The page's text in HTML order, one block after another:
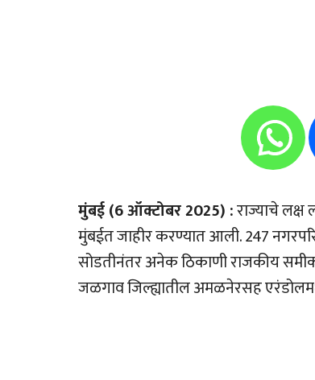
मुंबई (6 ऑक्टोबर 2025) :राज्याचे लक्ष
मुंबईत जाहीर करण्यात आली. 247
सोडतीनंतर अनेक ठिकाणी राजकीय
जळगाव जिल्ह्यातील अमळनेरसह